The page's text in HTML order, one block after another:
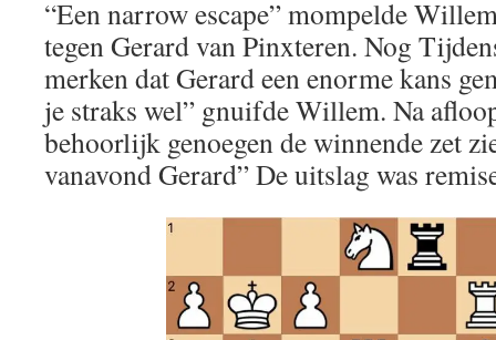
“Een narrow escape” mompelde
tegen Gerard van Pinxteren. Nog
merken dat Gerard een enorme kans
je straks wel” gnuifde Willem. Na
behoorlijk genoegen de winnende zet
vanavond Gerard” De uitslag was